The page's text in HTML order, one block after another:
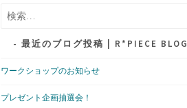
索:
最近のブログ投稿 | R*PIECE BLOG
ワークショップのお知らせ
プレゼント企画抽選会！